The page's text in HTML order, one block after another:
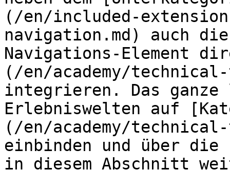
(/en/included-
navigation.md) auch
Navigations-Element
(/en/academy/
integrieren. Das
Erlebniswelten auf
(/en/academy/
einbinden und über
in diesem Abschnitt